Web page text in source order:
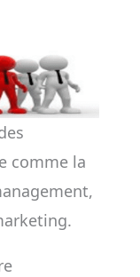
comme la